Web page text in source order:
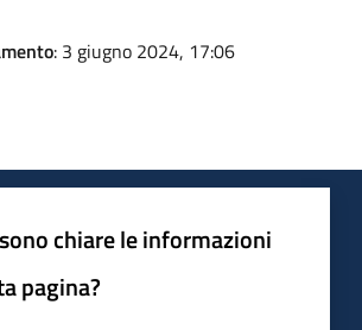
: 3 giugno 2024, 17:06
chiare le informazioni
pagina?